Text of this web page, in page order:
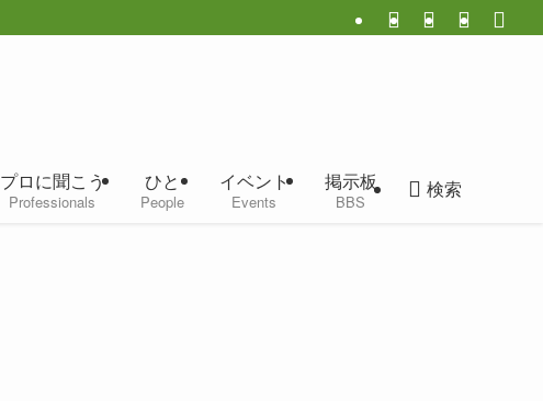
プロに聞こう
Professionals
ひと
People
イベント
Events
掲示板
BBS
検索